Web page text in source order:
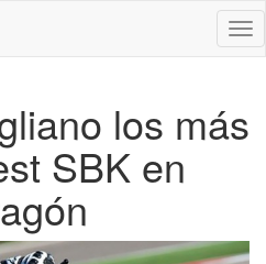
los más
SBK en